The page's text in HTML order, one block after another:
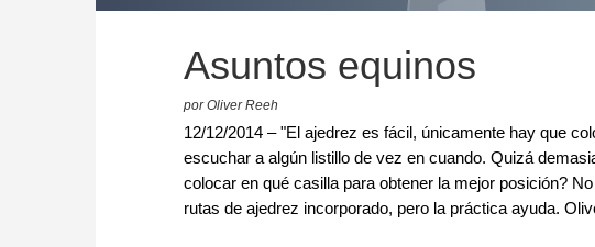
Asuntos equinos
por Oliver Reeh
12/12/2014 – "El ajedrez es fácil, únicamente hay que
escuchar a algún listillo de vez en cuando. Quizá
colocar en qué casilla para obtener la mejor posición?
rutas de ajedrez incorporado, pero la práctica ayuda.